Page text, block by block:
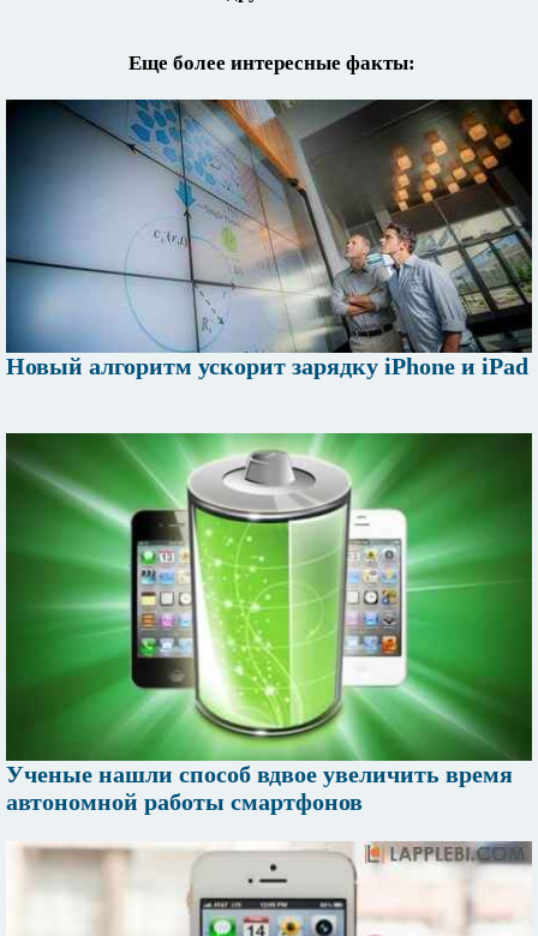
Еще более интересные факты:
Новый алгоритм ускорит зарядку iPhone и iPad
Ученые нашли способ вдвое увеличить время
автономной работы смартфонов